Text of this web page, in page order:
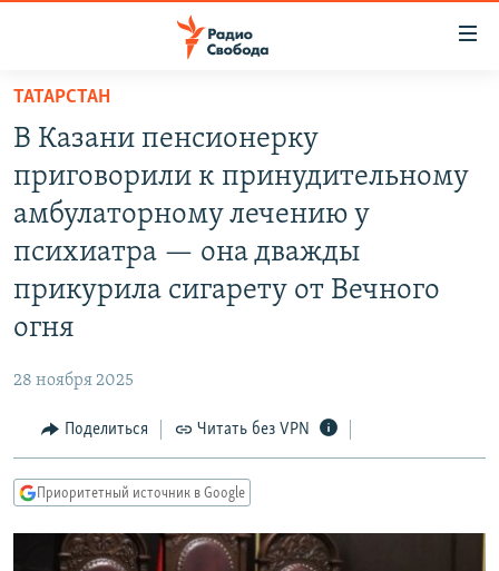
упрощенного
доступа
основному
содержанию
главной
Вернутся
поиску
АВТОРСКИЕ ПРОЕКТЫ
МНЕНИЯ
КУЛЬТУРА
СЕВЕР.РЕАЛИИ
СИБИРЬ.РЕАЛИИ
ПОДПИШИТЕСЬ НА РАССЫЛКУ
ТАТАРСТАН
В Казани пенсионерку
приговорили к принудительному
амбулаторному лечению у
психиатра — она дважды
прикурила сигарету от Вечного
огня
28 ноября 2025
Поделиться Читать без VPN
Приоритетный источник в Google